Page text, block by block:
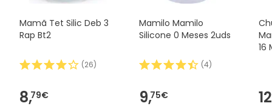
Mamã Tet Silic Deb 3
Rap Bt2
(26)
8,79€
Mamilo Mamilo
Silicone 0 Meses 2uds
(4)
9,75€
16